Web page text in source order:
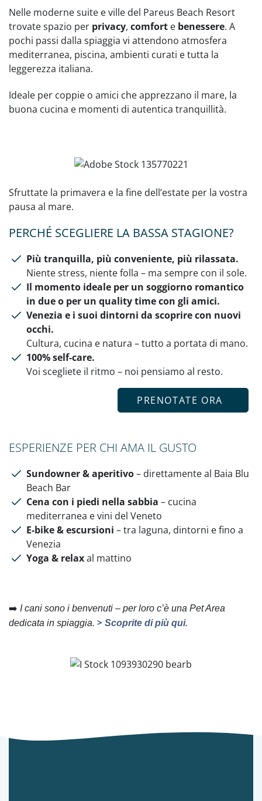
Nelle moderne suite e ville del Pareus Beach Resort
trovate spazio per privacy, comfort e benessere. A
pochi passi dalla spiaggia vi attendono atmosfera
mediterranea, piscina, ambienti curati e tutta la
leggerezza italiana.
Ideale per coppie o amici che apprezzano il mare, la
buona cucina e momenti di autentica tranquillità.
Sfruttate la primavera e la fine dell’estate per la vostra
pausa al mare.
PERCHÉ SCEGLIERE LA BASSA STAGIONE?
Più tranquilla, più conveniente, più rilassata.
Niente stress, niente folla – ma sempre con il sole.
Il momento ideale per un soggiorno romantico
in due o per un quality time con gli amici.
Venezia e i suoi dintorni da scoprire con nuovi
occhi.
Cultura, cucina e natura – tutto a portata di mano.
100% self-care.
Voi scegliete il ritmo – noi pensiamo al resto.
PRENOTATE ORA
ESPERIENZE PER CHI AMA IL GUSTO
Sundowner & aperitivo– direttamente al Baia Blu
Beach Bar
Cena con i piedi nella sabbia – cucina
mediterranea e vini del Veneto
E-bike & escursioni – tra laguna, dintorni e fino a
Venezia
Yoga & relaxal mattino
➡️ I cani sono i benvenuti – per loro c’è una Pet Area
dedicata in spiaggia. > Scoprite di più qui.